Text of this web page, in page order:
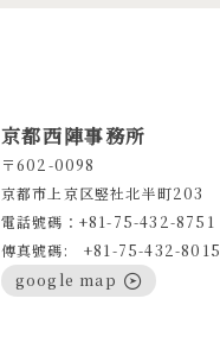
京都西陣事務所
〒602-0098
京都市上京区竪社北半町203
電話號碼：+81-75-432-8751
傳真號碼: +81-75-432-8015
google map